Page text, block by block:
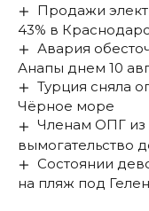
Продажи
43% в
Авария
Анапы днем 10
Турция сняла
Чёрное море
Членам ОПГ из
вымогательство
Состоянии
на пляж под